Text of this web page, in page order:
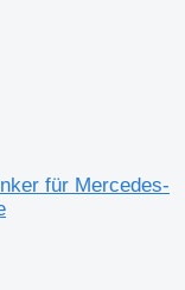
für Mercedes-